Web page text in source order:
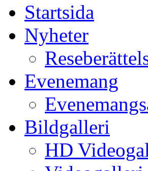
Startsida
Nyheter
Evenemang
Bildgalleri
HD